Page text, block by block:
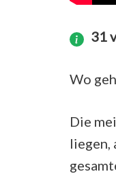
31
Wo
Die
liegen,